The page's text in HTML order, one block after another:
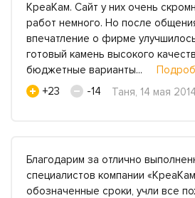
КреаКам. Сайт у них очень
работ немного. Но после
впечатление о фирме
готовый камень высокого
бюджетные варианты...
+23
-14 Таня, 14 мая 2014
Благодарим за отлично
специалистов компании
обозначенные сроки, учли все